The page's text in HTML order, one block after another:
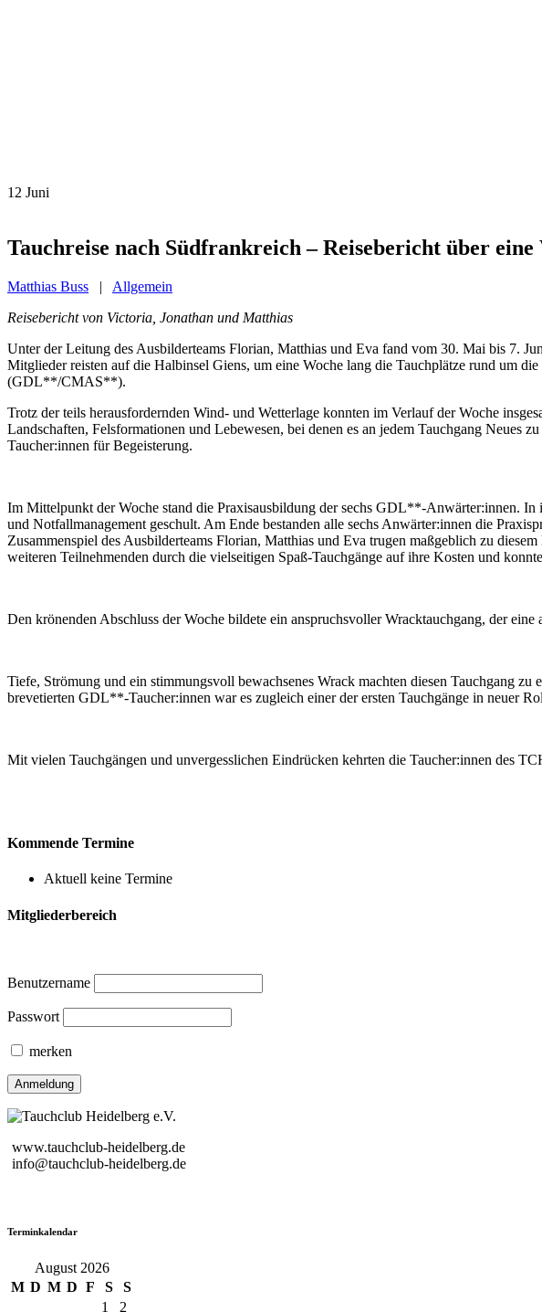
12 Juni
Tauchreise nach Südfrankreich – Reisebericht über eine
Matthias Buss | Allgemein
Reisebericht von Victoria, Jonathan und Matthias
Unter der Leitung des Ausbilderteams Florian, Matthias und Eva fand vom 30. Mai bis 7.
Mitglieder reisten auf die Halbinsel Giens, um eine Woche lang die Tauchplätze rund um
(GDL**/CMAS**).
Trotz der teils herausfordernden Wind- und Wetterlage konnten im Verlauf der Woche
Landschaften, Felsformationen und Lebewesen, bei denen es an jedem Tauchgang Neues
Taucher:innen für Begeisterung.
Im Mittelpunkt der Woche stand die Praxisausbildung der sechs GDL**-Anwärter:innen.
und Notfallmanagement geschult. Am Ende bestanden alle sechs Anwärter:innen die
Zusammenspiel des Ausbilderteams Florian, Matthias und Eva trugen maßgeblich zu
weiteren Teilnehmenden durch die vielseitigen Spaß-Tauchgänge auf ihre Kosten und
Den krönenden Abschluss der Woche bildete ein anspruchsvoller Wracktauchgang, der
Tiefe, Strömung und ein stimmungsvoll bewachsenes Wrack machten diesen Tauchgang
brevetierten GDL**-Taucher:innen war es zugleich einer der ersten Tauchgänge in neuer
Mit vielen Tauchgängen und unvergesslichen Eindrücken kehrten die Taucher:innen des
Kommende Termine
Aktuell keine Termine
Mitgliederbereich
Benutzername
Passwort
merken
www.tauchclub-heidelberg.de
info@tauchclub-heidelberg.de
Terminkalendar
August 2026
M D M D F S
S
1
2